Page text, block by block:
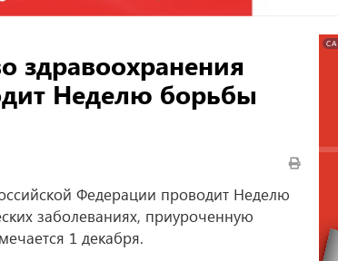
здравоохранения
Неделю борьбы
Федерации проводит Неделю
заболеваниях, приуроченную
1 декабря.